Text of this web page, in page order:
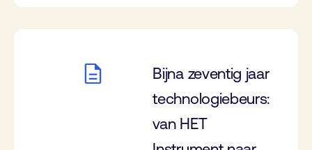
Bijna zeventig jaar
technologiebeurs:
van HET